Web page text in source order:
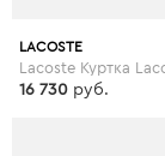
LACOSTE
16 730 руб.